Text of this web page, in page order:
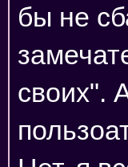
бы не
своих".